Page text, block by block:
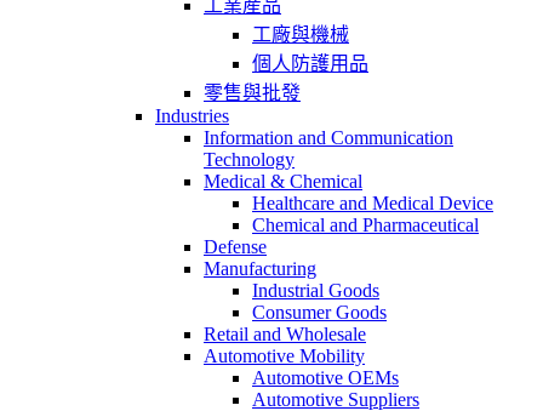
工業産品
工廠與機械
個人防護用品
零售與批發
Industries
Information and Communication
Technology
Medical & Chemical
Healthcare and Medical Device
Chemical and Pharmaceutical
Defense
Manufacturing
Industrial Goods
Consumer Goods
Retail and Wholesale
Automotive Mobility
Automotive OEMs
Automotive Suppliers